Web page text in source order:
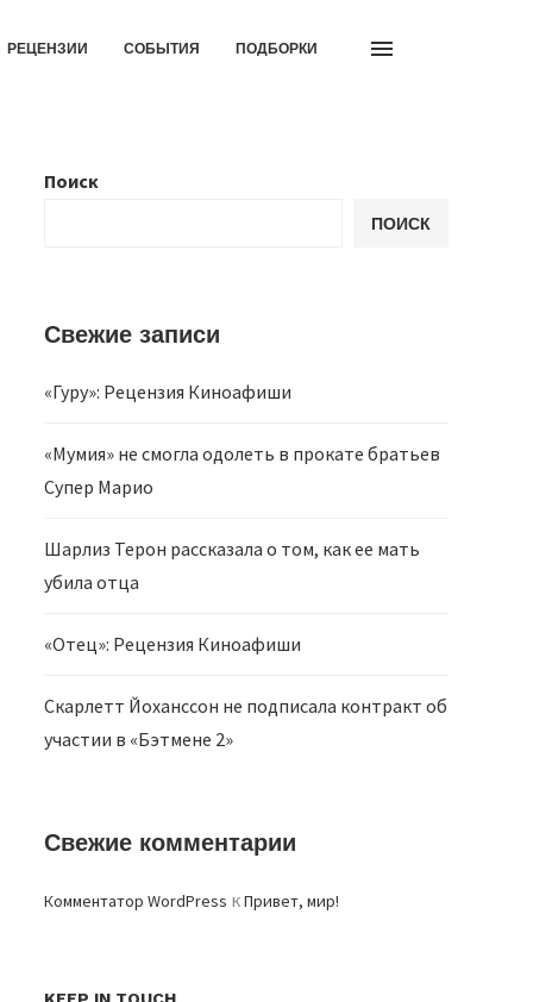
РЕЦЕНЗИИ СОБЫТИЯ ПОДБОРКИ
Поиск
ПОИСК
Свежие записи
«Гуру»: Рецензия Киноафиши
«Мумия» не смогла одолеть в прокате братьев
Супер Марио
Шарлиз Терон рассказала о том, как ее мать
убила отца
«Отец»: Рецензия Киноафиши
Скарлетт Йоханссон не подписала контракт об
участии в «Бэтмене 2»
Свежие комментарии
Комментатор WordPress кПривет, мир!